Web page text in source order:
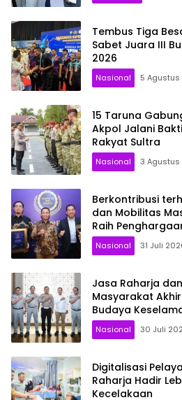
Tembus Tiga
Sabet Juara III
2026
Nasional 5
15 Taruna
Akpol Jalani
Rakyat Sultra
Nasional 3 Agustus
Berkontribusi
dan Mobilitas
Raih
Indonesia Awards
Nasional 31 Juli
Jasa Raharja
Masyarakat
Budaya
Nasional 30 Juli
Digitalisasi
Raharja Hadir
Kecelakaan